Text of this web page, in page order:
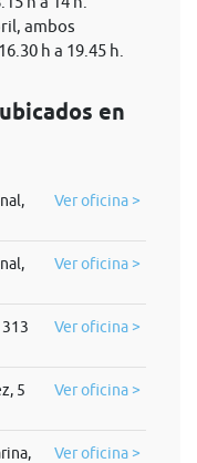
ambos
h a 19.45 h.
en
Ver oficina >
Ver oficina >
Ver oficina >
5 Ver oficina >
Ver oficina >